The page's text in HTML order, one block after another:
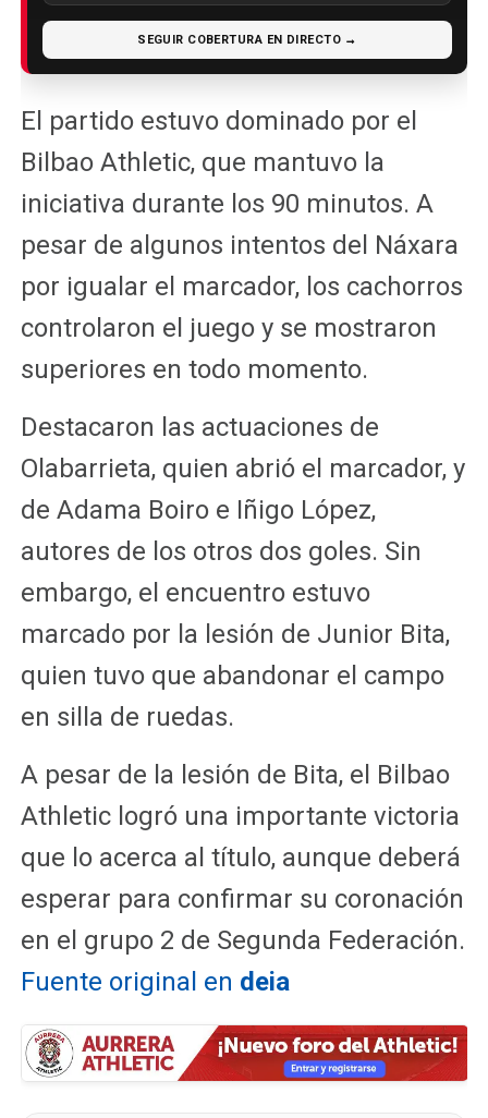
SEGUIR COBERTURA EN DIRECTO →
El partido estuvo dominado por el
Bilbao Athletic, que mantuvo la
iniciativa durante los 90 minutos. A
pesar de algunos intentos del Náxara
por igualar el marcador, los cachorros
controlaron el juego y se mostraron
superiores en todo momento.
Destacaron las actuaciones de
Olabarrieta, quien abrió el marcador, y
de Adama Boiro e Iñigo López,
autores de los otros dos goles. Sin
embargo, el encuentro estuvo
marcado por la lesión de Junior Bita,
quien tuvo que abandonar el campo
en silla de ruedas.
A pesar de la lesión de Bita, el Bilbao
Athletic logró una importante victoria
que lo acerca al título, aunque deberá
esperar para confirmar su coronación
en el grupo 2 de Segunda Federación.
Fuente original en deia